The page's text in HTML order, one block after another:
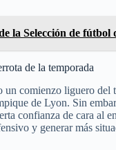
la Selección de
de la temporada
comienzo liguero del
de Lyon. Sin
confianza de cara al
y generar más